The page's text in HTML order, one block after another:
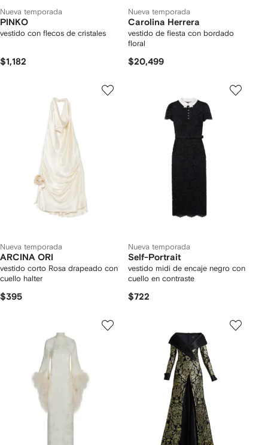
Nueva temporada
PINKO
vestido con flecos de cristales
$1,182
Nueva temporada
Carolina Herrera
vestido de fiesta con bordado
floral
$20,499
Nueva temporada
ARCINA ORI
vestido corto Rosa drapeado con
cuello halter
$395
Nueva temporada
Self-Portrait
vestido midi de encaje negro con
cuello en contraste
$722